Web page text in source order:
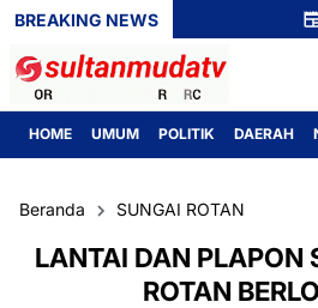
BREAKING NEWS
HOME UMUM POLITIK DAERAH
Beranda SUNGAI ROTAN
LANTAI DAN PLAPON
ROTAN